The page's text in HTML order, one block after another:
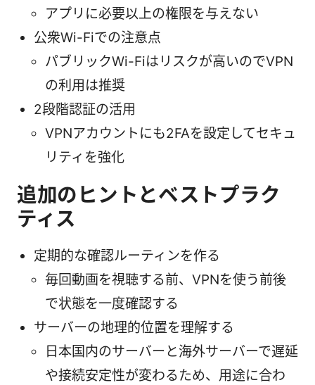
アプリに必要以上の権限を与えない
公衆Wi-Fiでの注意点
パブリックWi-Fiはリスクが高いのでVPN
の利用は推奨
2段階認証の活用
VPNアカウントにも2FAを設定してセキュ
リティを強化
追加のヒントとベストプラク
ティス
定期的な確認ルーティンを作る
毎回動画を視聴する前、VPNを使う前後
で状態を一度確認する
サーバーの地理的位置を理解する
日本国内のサーバーと海外サーバーで遅延
や接続安定性が変わるため、用途に合わ